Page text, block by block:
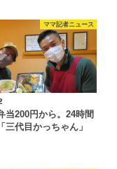
ママ記者ニュース
当200円から。24時間
三代目かっちゃん」